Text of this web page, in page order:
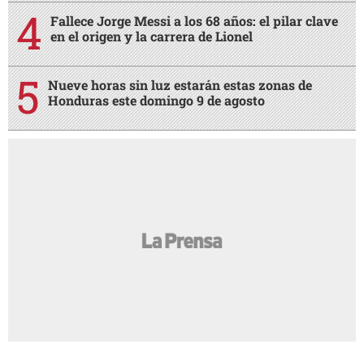
Fallece Jorge Messi a los 68 años: el pilar clave
en el origen y la carrera de Lionel
Nueve horas sin luz estarán estas zonas de
Honduras este domingo 9 de agosto